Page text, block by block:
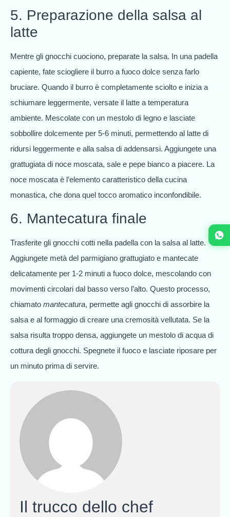
5. Preparazione della salsa al
latte
Mentre gli gnocchi cuociono, preparate la salsa. In una padella
capiente, fate sciogliere il burro a fuoco dolce senza farlo
bruciare. Quando il burro è completamente sciolto e inizia a
schiumare leggermente, versate il latte a temperatura
ambiente. Mescolate con un mestolo di legno e lasciate
sobbollire dolcemente per 5-6 minuti, permettendo al latte di
ridursi leggermente e alla salsa di addensarsi. Aggiungete una
grattugiata di noce moscata, sale e pepe bianco a piacere. La
noce moscata è l’elemento caratteristico della cucina
monastica, che dona quel tocco aromatico inconfondibile.
6. Mantecatura finale
Trasferite gli gnocchi cotti nella padella con la salsa al latte.
Aggiungete metà del parmigiano grattugiato e mantecate
delicatamente per 1-2 minuti a fuoco dolce, mescolando con
movimenti circolari dal basso verso l’alto. Questo processo,
chiamato mantecatura, permette agli gnocchi di assorbire la
salsa e al formaggio di creare una cremosità vellutata. Se la
salsa risulta troppo densa, aggiungete un mestolo di acqua di
cottura degli gnocchi. Spegnete il fuoco e lasciate riposare per
un minuto prima di servire.
Il trucco dello chef